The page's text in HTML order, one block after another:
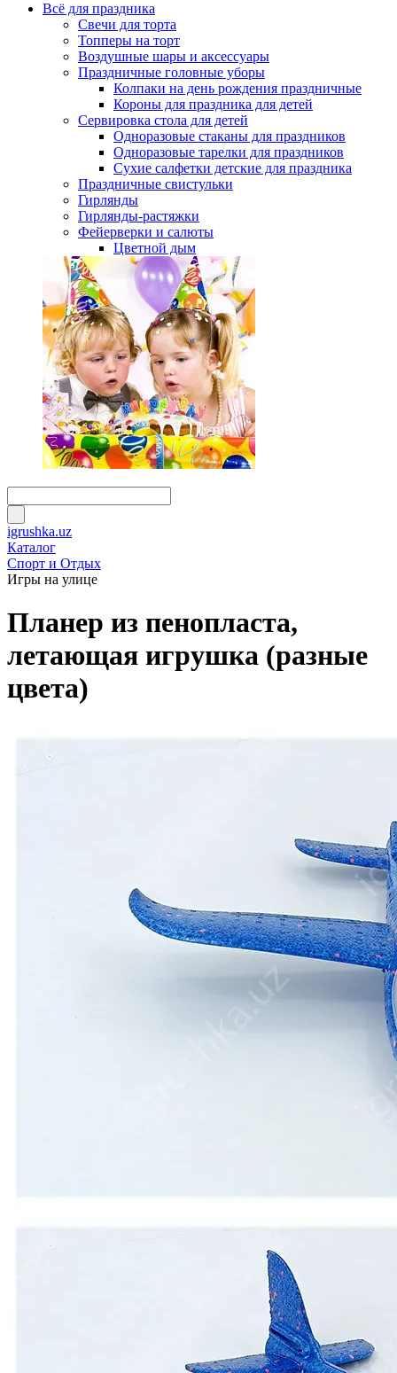
Всё для праздника
Свечи для торта
Топперы на торт
Воздушные шары и аксессуары
Праздничные головные уборы
Колпаки на день рождения праздничные
Короны для праздника для детей
Сервировка стола для детей
Одноразовые стаканы для праздников
Одноразовые тарелки для праздников
Сухие салфетки детские для праздника
Праздничные свистульки
Гирлянды
Гирлянды-растяжки
Фейерверки и салюты
Цветной дым
igrushka.uz
Каталог
Спорт и Отдых
Игры на улице
Планер из пенопласта,
летающая игрушка (разные
цвета)